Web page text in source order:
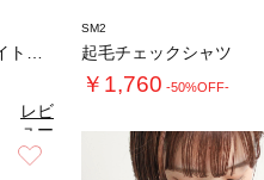
レビ
ュー
を見
る
SM2
起毛チェックシャツ
￥1,760 -50%OFF-
4.5（11）